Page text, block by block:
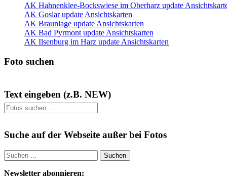
AK Hahnenklee-Bockswiese im Oberharz update
AK Goslar update Ansichtskarten
AK Braunlage update Ansichtskarten
AK Bad Pyrmont update Ansichtskarten
AK Ilsenburg im Harz update Ansichtskarten
Foto suchen
Text eingeben (z.B. NEW)
Suche auf der Webseite außer bei Fotos
Suchen
nach:
Newsletter abonnieren: